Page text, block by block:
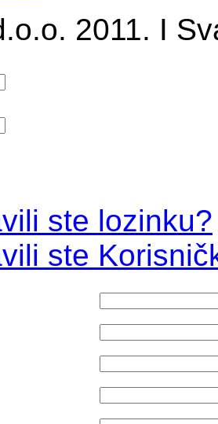
2011. I
ste lozinku?
ste